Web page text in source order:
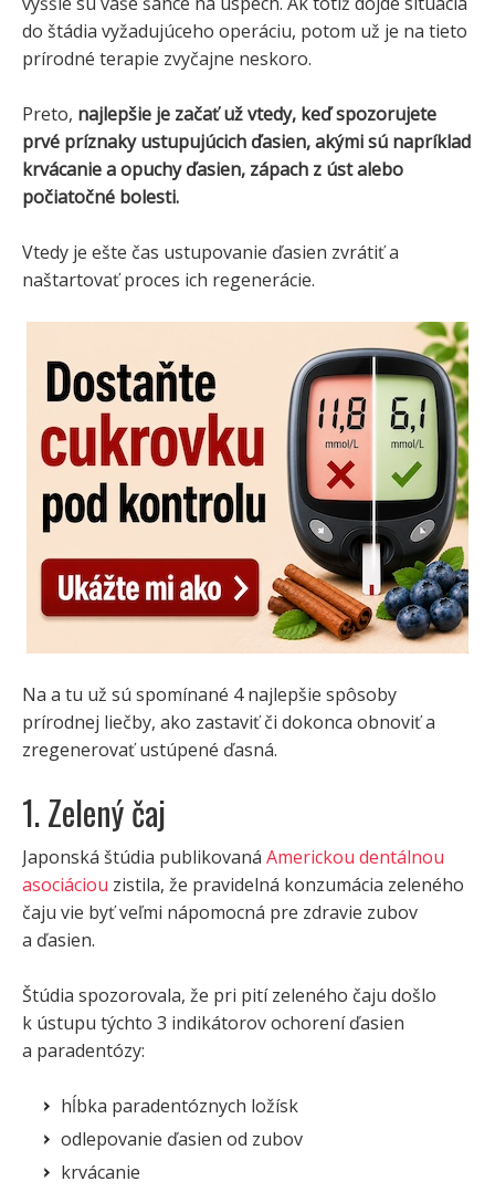
do štádia vyžadujúceho operáciu, potom už je na tieto
prírodné terapie zvyčajne neskoro.
Preto, najlepšie je začať už vtedy, keď spozorujete
prvé príznaky ustupujúcich ďasien, akými sú napríklad
krvácanie a opuchy ďasien, zápach z úst alebo
počiatočné bolesti.
Vtedy je ešte čas ustupovanie ďasien zvrátiť a
naštartovať proces ich regenerácie.
Na a tu už sú spomínané 4 najlepšie spôsoby
prírodnej liečby, ako zastaviť či dokonca obnoviť a
zregenerovať ustúpené ďasná.
1. Zelený čaj
Japonská štúdia publikovaná Americkou dentálnou
asociáciou zistila, že pravidelná konzumácia zeleného
čaju vie byť veľmi nápomocná pre zdravie zubov
a ďasien.
Štúdia spozorovala, že pri pití zeleného čaju došlo
k ústupu týchto 3 indikátorov ochorení ďasien
a paradentózy:
hĺbka paradentóznych ložísk
odlepovanie ďasien od zubov
krvácanie